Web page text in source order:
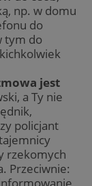
np. w domu
do
tym do
jest
a Ty nie
policjant
rzekomych
Przeciwnie: